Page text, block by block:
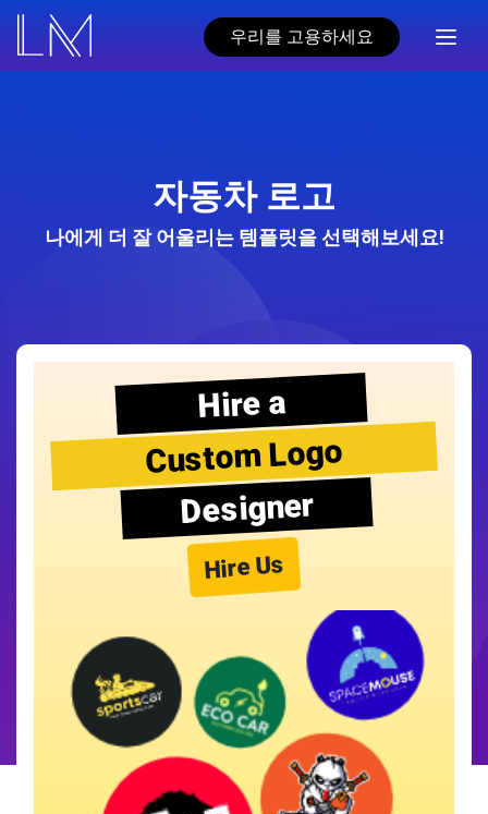
우리를 고용하세요
자동차 로고
나에게 더 잘 어울리는 템플릿을 선택해보세요!
Hire a
Custom Logo
Designer
Hire Us